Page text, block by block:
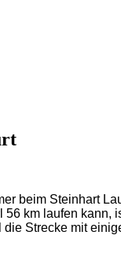
beim Steinhart
56 km laufen
Strecke mit